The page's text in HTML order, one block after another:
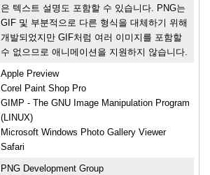
은 텍스트 설명도 포함할 수 있습니다. PNG는
GIF 및 부분적으로 다른 형식을 대체하기 위해
개발되었지만 GIF처럼 여러 이미지를 포함할
수 없으므로 애니메이션을 지원하지 않습니다.
Apple Preview
Corel Paint Shop Pro
GIMP - The GNU Image Manipulation Program
(LINUX)
Microsoft Windows Photo Gallery Viewer
Safari
PNG Development Group